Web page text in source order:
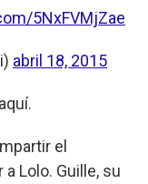
5NxFVMjZae
abril 18, 2015
el
Lolo. Guille, su